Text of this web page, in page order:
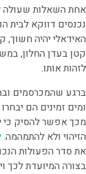
אחת השאלות שעולה
נכנסים דווקא לבית
האידאלי יהיה חשוך,
קטן בעדן החלון,
לזהות אותו.
ברגע שהמכרסמים
ומים זמינים הם
מכך אפשר להסיק כי
הזיהוי ולא להתמהמה.
את סדר הפעולות
בצורה המיועדת לכך